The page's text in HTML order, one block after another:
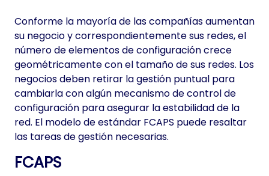
Conforme la mayoría de las compañías aumentan
su negocio y correspondientemente sus redes, el
número de elementos de configuración crece
geométricamente con el tamaño de sus redes. Los
negocios deben retirar la gestión puntual para
cambiarla con algún mecanismo de control de
configuración para asegurar la estabilidad de la
red. El modelo de estándar FCAPS puede resaltar
las tareas de gestión necesarias.
FCAPS